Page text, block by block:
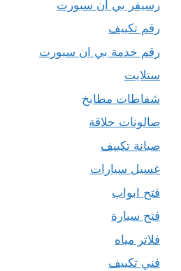
رسيفر بي ان سبورت
رقم تكييف
رقم خدمة بي ان سبورت
ستلايت
شفاطات مطابخ
صالونات حلاقة
صيانة تكييف
غسيل سيارات
فتح ابواب
فتح سيارة
فلاتر مياه
فني تكييف